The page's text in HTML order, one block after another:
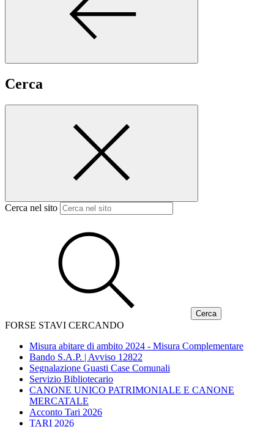
Cerca
Cerca nel sito
FORSE STAVI CERCANDO
Misura abitare di ambito 2024 - Misura Complementare
Bando S.A.P. | Avviso 12822
Segnalazione Guasti Case Comunali
Servizio Bibliotecario
CANONE UNICO PATRIMONIALE E CANONE
MERCATALE
Acconto Tari 2026
TARI 2026